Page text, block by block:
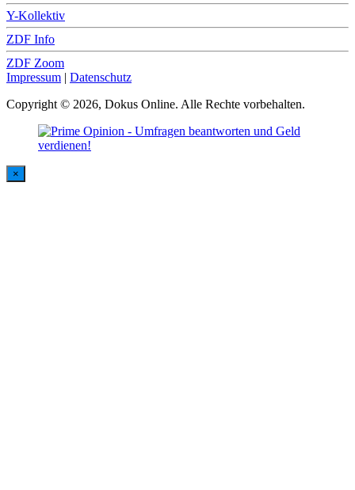
Y-Kollektiv
ZDF Info
ZDF Zoom
Impressum | Datenschutz
Copyright © 2026, Dokus Online. Alle Rechte vorbehalten.
×